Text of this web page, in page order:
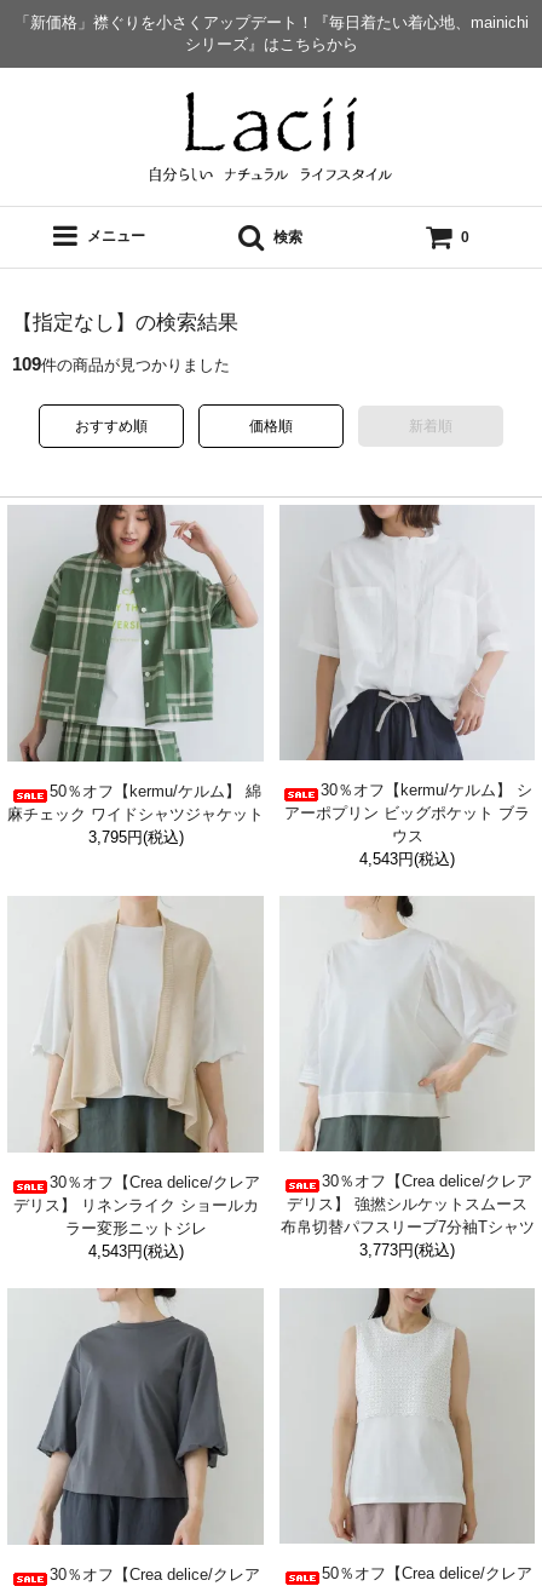
「新価格」襟ぐりを小さくアップデート！『毎日着たい着心地、mainichi
シリーズ』はこちらから
メニュー 検索 0
【指定なし】の検索結果
109件の商品が見つかりました
おすすめ順 価格順 新着順
50％オフ【kermu/ケルム】 綿
麻チェック ワイドシャツジャケット
3,795円(税込)
30％オフ【kermu/ケルム】 シ
アーポプリン ビッグポケット ブラ
ウス
4,543円(税込)
30％オフ【Crea delice/クレア
デリス】 リネンライク ショールカ
ラー変形ニットジレ
4,543円(税込)
30％オフ【Crea delice/クレア
デリス】 強撚シルケットスムース
布帛切替パフスリーブ7分袖Tシャツ
3,773円(税込)
30％オフ【Crea delice/クレア
50％オフ【Crea delice/クレア